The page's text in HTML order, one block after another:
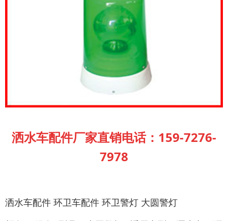
洒水车配件厂家直销电话：159-7276-
7978
洒水车配件 环卫车配件 环卫警灯 大圆警灯